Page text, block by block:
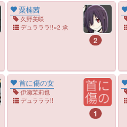
粟楠茜
久野美咲
デュラララ!!×2 承
2
首に傷の女
伊瀬茉莉也
デュラララ!!
1